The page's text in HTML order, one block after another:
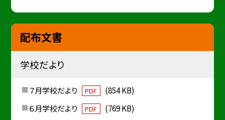
配布文書
学校だより
７月学校だより PDF
(854 KB)
６月学校だより
PDF
(769 KB)